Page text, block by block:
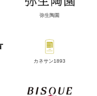
弥生陶園
カネサン1893